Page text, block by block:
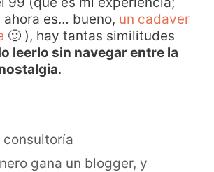
ahora es… bueno, un cadaver
🙂 ), hay tantas similitudes
leerlo sin navegar entre la
.
consultoría
gana un blogger, y